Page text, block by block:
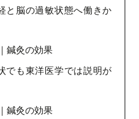
と脳の過敏状態へ働きか
鍼灸の効果
でも東洋医学では説明が
鍼灸の効果